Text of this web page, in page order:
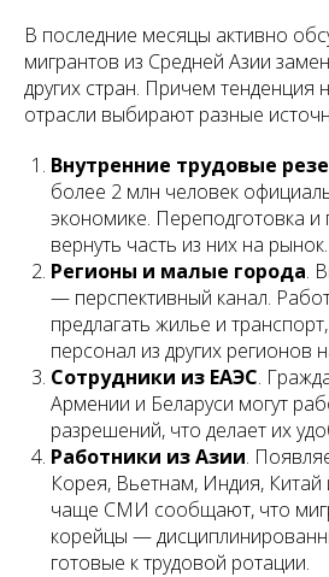
В последние месяцы активно
мигрантов из Средней Азии
других стран. Причем тенденция
отрасли выбирают разные
Внутренние трудовые
более 2 млн человек
экономике. Переподготовка и
вернуть часть из них на рынок.
Регионы и малые города.
— перспективный канал.
предлагать жилье и
персонал из других регионов
Сотрудники из ЕАЭС.
Армении и Беларуси могут
разрешений, что делает их
Работники из Азии.
Корея, Вьетнам, Индия,
чаще СМИ сообщают, что
корейцы —
готовые к трудовой ротации.